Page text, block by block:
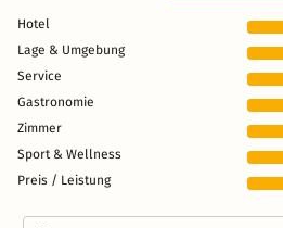
Hotel
Lage & Umgebung
Service
Gastronomie
Zimmer
Sport & Wellness
Preis / Leistung